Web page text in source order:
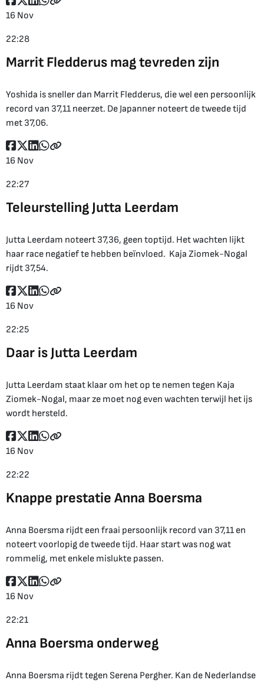
16 Nov
22:28
Marrit Fledderus mag tevreden zijn
Yoshida is sneller dan Marrit Fledderus, die wel een persoonlijk
record van 37,11 neerzet. De Japanner noteert de tweede tijd
met 37,06.
16 Nov
22:27
Teleurstelling Jutta Leerdam
Jutta Leerdam noteert 37,36, geen toptijd. Het wachten lijkt
haar race negatief te hebben beïnvloed. Kaja Ziomek-Nogal
rijdt 37,54.
16 Nov
22:25
Daar is Jutta Leerdam
Jutta Leerdam staat klaar om het op te nemen tegen Kaja
Ziomek-Nogal, maar ze moet nog even wachten terwijl het ijs
wordt hersteld.
16 Nov
22:22
Knappe prestatie Anna Boersma
Anna Boersma rijdt een fraai persoonlijk record van 37,11 en
noteert voorlopig de tweede tijd. Haar start was nog wat
rommelig, met enkele mislukte passen.
16 Nov
22:21
Anna Boersma onderweg
Anna Boersma rijdt tegen Serena Pergher. Kan de Nederlandse